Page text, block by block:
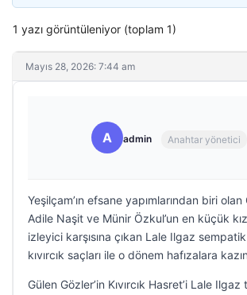
1 yazı görüntüleniyor (toplam 1)
Mayıs 28, 2026: 7:44 am
A admin Anahtar yönetici
Yeşilçam’ın efsane yapımlarından biri olan
Adile Naşit ve Münir Özkul’un en küçük
izleyici karşısına çıkan Lale Ilgaz sempatik
kıvırcık saçları ile o dönem hafızalara
Gülen Gözler’in Kıvırcık Hasret’i Lale